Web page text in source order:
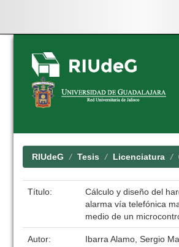
Skip
navigation
RIUdeG Tesis Licenciatura
Título:
Cálculo y diseño del
alarma vía telefónica
medio de un
Autor: Ibarra Alamo, Sergio